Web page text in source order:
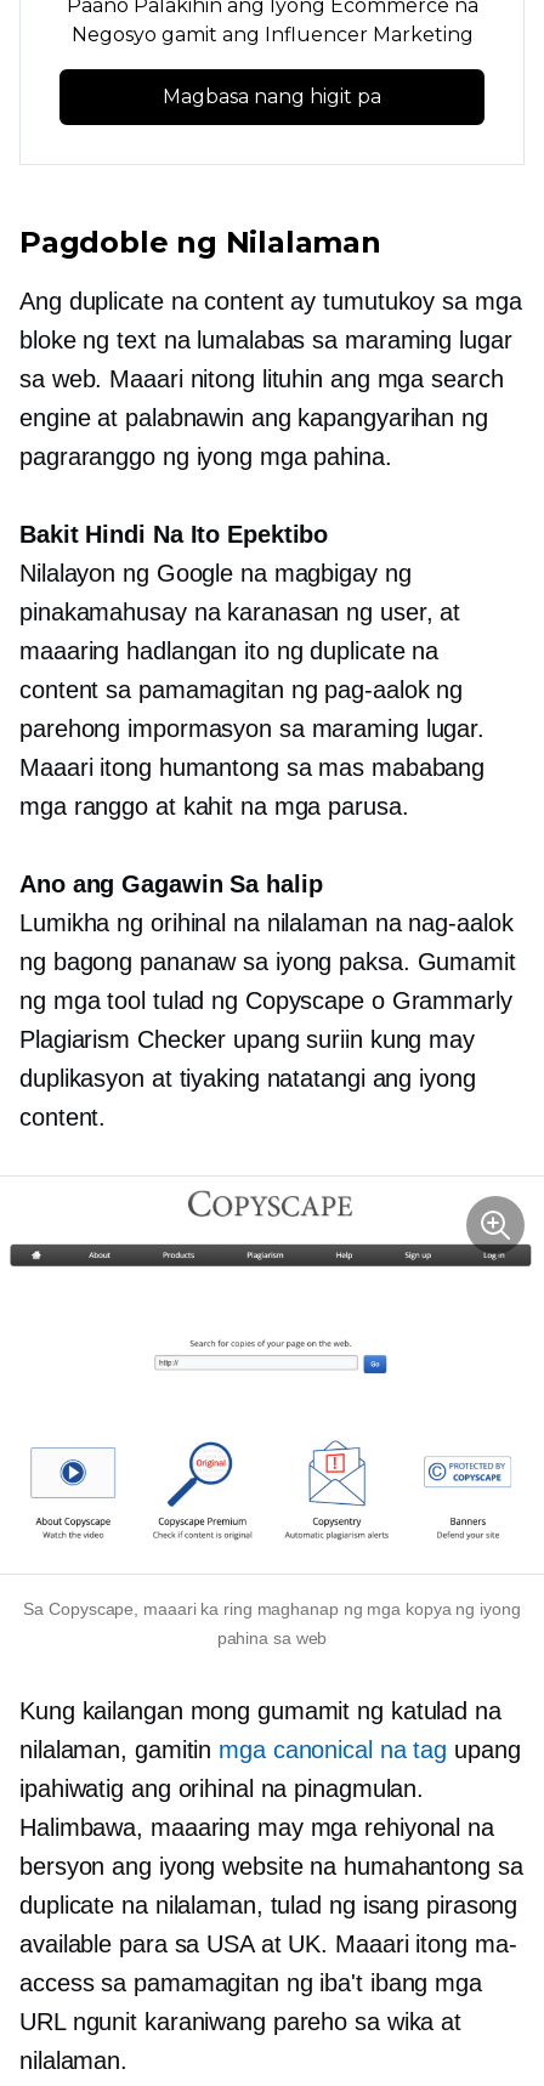
Paano Palakihin ang Iyong Ecommerce na
Negosyo gamit ang Influencer Marketing
Magbasa nang higit pa
Pagdoble ng Nilalaman
Ang duplicate na content ay tumutukoy sa mga
bloke ng text na lumalabas sa maraming lugar
sa web. Maaari nitong lituhin ang mga search
engine at palabnawin ang kapangyarihan ng
pagraranggo ng iyong mga pahina.
Bakit Hindi Na Ito Epektibo
Nilalayon ng Google na magbigay ng
pinakamahusay na karanasan ng user, at
maaaring hadlangan ito ng duplicate na
content sa pamamagitan ng pag-aalok ng
parehong impormasyon sa maraming lugar.
Maaari itong humantong sa mas mababang
mga ranggo at kahit na mga parusa.
Ano ang Gagawin Sa halip
Lumikha ng orihinal na nilalaman na nag-aalok
ng bagong pananaw sa iyong paksa. Gumamit
ng mga tool tulad ng Copyscape o Grammarly
Plagiarism Checker upang suriin kung may
duplikasyon at tiyaking natatangi ang iyong
content.
Sa Copyscape, maaari ka ring maghanap ng mga kopya ng iyong
pahina sa web
Kung kailangan mong gumamit ng katulad na
nilalaman, gamitin mga canonical na tag upang
ipahiwatig ang orihinal na pinagmulan.
Halimbawa, maaaring may mga rehiyonal na
bersyon ang iyong website na humahantong sa
duplicate na nilalaman, tulad ng isang pirasong
available para sa USA at UK. Maaari itong ma-
access sa pamamagitan ng iba't ibang mga
URL ngunit karaniwang pareho sa wika at
nilalaman.